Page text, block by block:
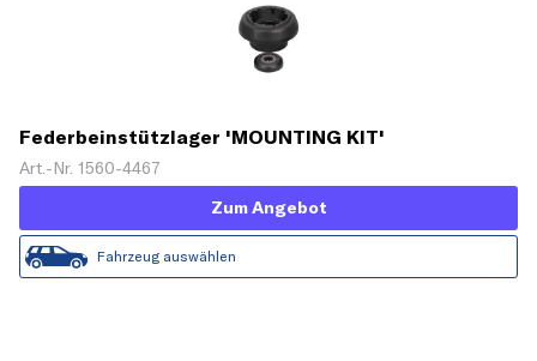
Federbeinstützlager 'MOUNTING KIT'
Art.-Nr. 1560-4467
Zum Angebot
Fahrzeug auswählen